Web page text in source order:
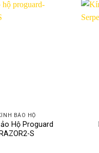
BẢO HỘ
Hộ Proguard
S